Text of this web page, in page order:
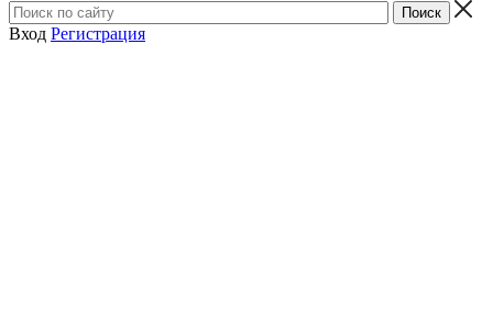
Вход Регистрация